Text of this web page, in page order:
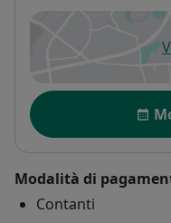
Disponibilità
Modalità di
Contanti